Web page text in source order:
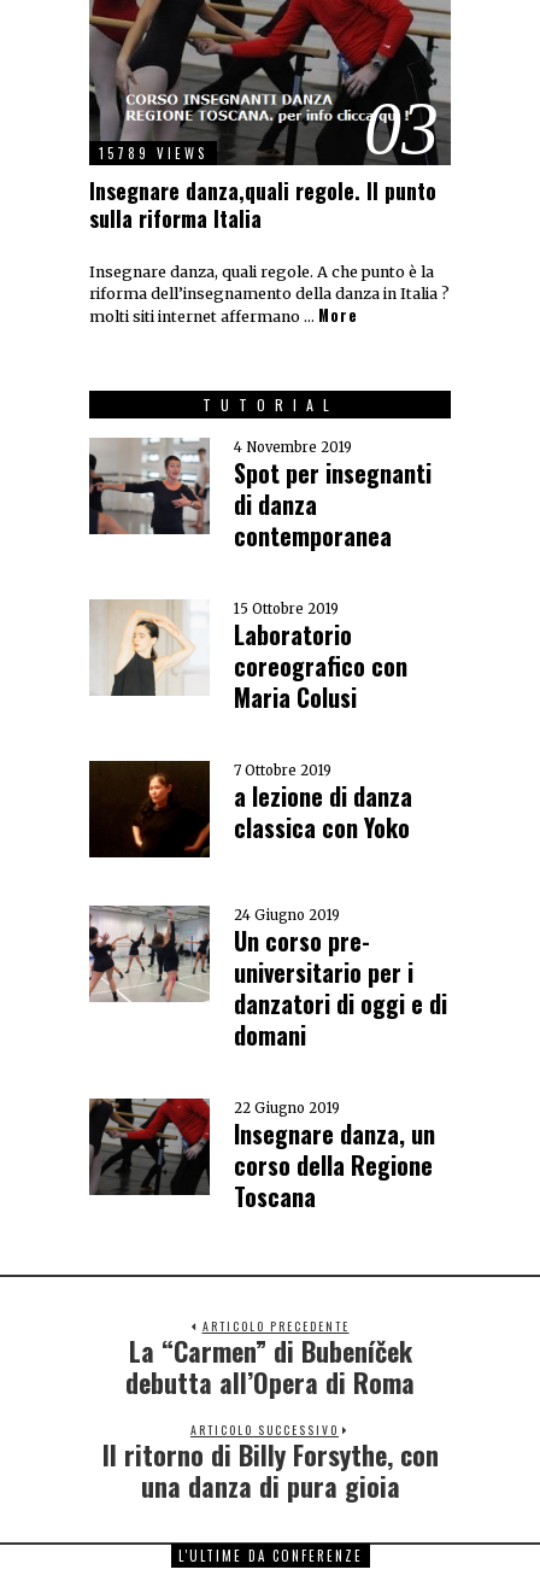
03
15789 VIEWS
Insegnare danza,quali regole. Il punto
sulla riforma Italia
Insegnare danza, quali regole. A che punto è la
riforma dell’insegnamento della danza in Italia ?
molti siti internet affermano … More
TUTORIAL
4 Novembre 2019
Spot per insegnanti
di danza
contemporanea
15 Ottobre 2019
Laboratorio
coreografico con
Maria Colusi
7 Ottobre 2019
a lezione di danza
classica con Yoko
24 Giugno 2019
Un corso pre-
universitario per i
danzatori di oggi e di
domani
22 Giugno 2019
Insegnare danza, un
corso della Regione
Toscana
ARTICOLO PRECEDENTE
La “Carmen” di Bubeníček
debutta all’Opera di Roma
ARTICOLO SUCCESSIVO
Il ritorno di Billy Forsythe, con
una danza di pura gioia
L'ULTIME DA CONFERENZE